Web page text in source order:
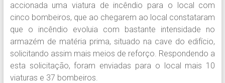
accionada uma viatura de incêndio para o local com
cinco bombeiros, que ao chegarem ao local constataram
que o incêndio evoluia com bastante intensidade no
armazém de matéria prima, situado na cave do edifício,
solicitando assim mais meios de reforço. Respondendo a
esta solicitação, foram enviadas para o local mais 10
viaturas e 37 bombeiros.